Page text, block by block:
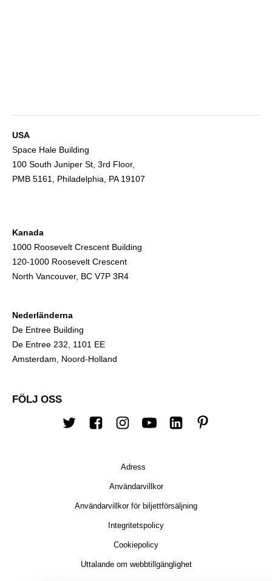
USA
Space Hale Building
100 South Juniper St, 3rd Floor,
PMB 5161, Philadelphia, PA 19107
Kanada
1000 Roosevelt Crescent Building
120-1000 Roosevelt Crescent
North Vancouver, BC V7P 3R4
Nederländerna
De Entree Building
De Entree 232, 1101 EE
Amsterdam, Noord-Holland
FÖLJ OSS
TwitterFacebookInstagram
youtubeLinkedIn
Adress
Användarvillkor
Användarvillkor för biljettförsäljning
Integritetspolicy
Cookiepolicy
Uttalande om webbtillgänglighet